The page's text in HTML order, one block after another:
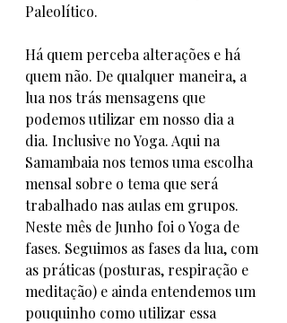
Paleolítico.
Há quem perceba alterações e há
quem não. De qualquer maneira, a
lua nos trás mensagens que
podemos utilizar em nosso dia a
dia. Inclusive no Yoga. Aqui na
Samambaia nos temos uma escolha
mensal sobre o tema que será
trabalhado nas aulas em grupos.
Neste mês de Junho foi o Yoga de
fases. Seguimos as fases da lua, com
as práticas (posturas, respiração e
meditação) e ainda entendemos um
pouquinho como utilizar essa